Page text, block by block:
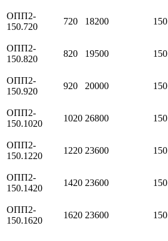
ОПП2-
150.720
720 18200 150
ОПП2-
150.820
820 19500 150
ОПП2-
150.920
920 20000 150
ОПП2-
150.1020
1020 26800 150
ОПП2-
150.1220
1220 23600 150
ОПП2-
150.1420
1420 23600 150
ОПП2-
150.1620
1620 23600 150